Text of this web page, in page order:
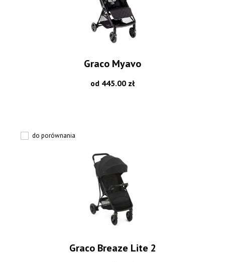
Graco Myavo
od 445.00 zł
do porównania
Graco Breaze Lite 2